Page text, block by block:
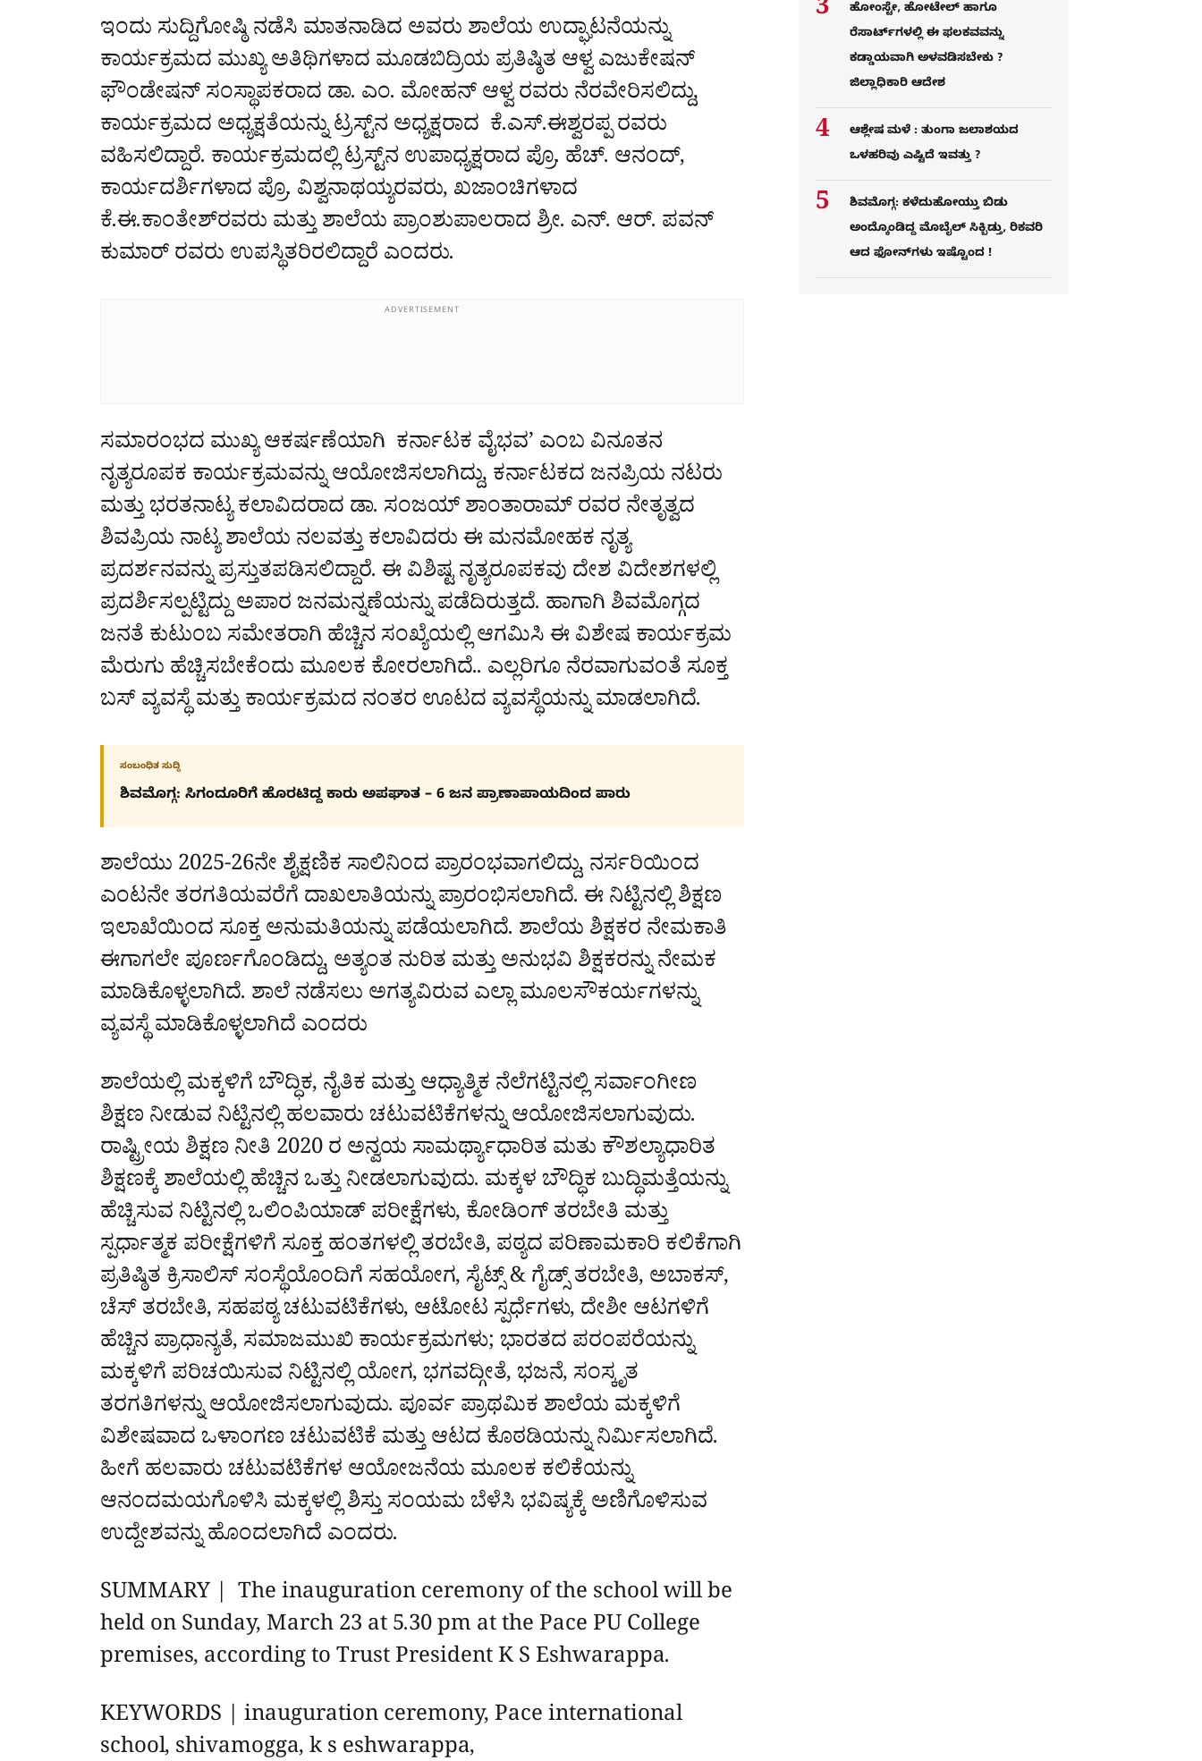
ಇಂದು ಸುದ್ದಿಗೋಷ್ಠಿ ನಡೆಸಿ ಮಾತನಾಡಿದ ಅವರು ಶಾಲೆಯ ಉದ್ಘಾಟನೆಯನ್ನು
ಕಾರ್ಯಕ್ರಮದ ಮುಖ್ಯ ಅತಿಥಿಗಳಾದ ಮೂಡಬಿದ್ರಿಯ ಪ್ರತಿಷ್ಠಿತ ಆಳ್ವ ಎಜುಕೇಷನ್
ಫೌಂಡೇಷನ್‌ ಸಂಸ್ಥಾಪಕರಾದ ಡಾ. ಎಂ. ಮೋಹನ್ ಆಳ್ವ ರವರು ನೆರವೇರಿಸಲಿದ್ದು,
ಕಾರ್ಯಕ್ರಮದ ಅಧ್ಯಕ್ಷತೆಯನ್ನು ಟ್ರಸ್ಟ್‌ನ ಅಧ್ಯಕ್ಷರಾದ ಕೆ.ಎಸ್.ಈಶ್ವರಪ್ಪ ರವರು
ವಹಿಸಲಿದ್ದಾರೆ. ಕಾರ್ಯಕ್ರಮದಲ್ಲಿ ಟ್ರಸ್ಟ್‌ನ ಉಪಾಧ್ಯಕ್ಷರಾದ ಪ್ರೊ. ಹೆಚ್. ಆನಂದ್,
ಕಾರ್ಯದರ್ಶಿಗಳಾದ ಪ್ರೊ. ವಿಶ್ವನಾಥಯ್ಯರವರು, ಖಜಾಂಚಿಗಳಾದ
ಕೆ.ಈ.ಕಾಂತೇಶ್‌ರವರು ಮತ್ತು ಶಾಲೆಯ ಪ್ರಾಂಶುಪಾಲರಾದ ಶ್ರೀ. ಎನ್. ಆರ್. ಪವನ್
ಕುಮಾರ್ ರವರು ಉಪಸ್ಥಿತರಿರಲಿದ್ದಾರೆ ಎಂದರು.
ADVERTISEMENT
ಸಮಾರಂಭದ ಮುಖ್ಯ ಆಕರ್ಷಣೆಯಾಗಿ ಕರ್ನಾಟಕ ವೈಭವ’ ಎಂಬ ವಿನೂತನ
ನೃತ್ಯರೂಪಕ ಕಾರ್ಯಕ್ರಮವನ್ನು ಆಯೋಜಿಸಲಾಗಿದ್ದು, ಕರ್ನಾಟಕದ ಜನಪ್ರಿಯ ನಟರು
ಮತ್ತು ಭರತನಾಟ್ಯ ಕಲಾವಿದರಾದ ಡಾ. ಸಂಜಯ್ ಶಾಂತಾರಾಮ್ ರವರ ನೇತೃತ್ವದ
ಶಿವಪ್ರಿಯ ನಾಟ್ಯ ಶಾಲೆಯ ನಲವತ್ತು ಕಲಾವಿದರು ಈ ಮನಮೋಹಕ ನೃತ್ಯ
ಪ್ರದರ್ಶನವನ್ನು ಪ್ರಸ್ತುತಪಡಿಸಲಿದ್ದಾರೆ. ಈ ವಿಶಿಷ್ಟ ನೃತ್ಯರೂಪಕವು ದೇಶ ವಿದೇಶಗಳಲ್ಲಿ
ಪ್ರದರ್ಶಿಸಲ್ಪಟ್ಟಿದ್ದು ಅಪಾರ ಜನಮನ್ನಣೆಯನ್ನು ಪಡೆದಿರುತ್ತದೆ. ಹಾಗಾಗಿ ಶಿವಮೊಗ್ಗದ
ಜನತೆ ಕುಟುಂಬ ಸಮೇತರಾಗಿ ಹೆಚ್ಚಿನ ಸಂಖ್ಯೆಯಲ್ಲಿ ಆಗಮಿಸಿ ಈ ವಿಶೇಷ ಕಾರ್ಯಕ್ರಮ
ಮೆರುಗು ಹೆಚ್ಚಿಸಬೇಕೆಂದು ಮೂಲಕ ಕೋರಲಾಗಿದೆ.. ಎಲ್ಲರಿಗೂ ನೆರವಾಗುವಂತೆ ಸೂಕ್ತ
ಬಸ್ ವ್ಯವಸ್ಥೆ ಮತ್ತು ಕಾರ್ಯಕ್ರಮದ ನಂತರ ಊಟದ ವ್ಯವಸ್ಥೆಯನ್ನು ಮಾಡಲಾಗಿದೆ.
ಸಂಬಂಧಿತ ಸುದ್ದಿ
ಶಿವಮೊಗ್ಗ: ಸಿಗಂದೂರಿಗೆ ಹೊರಟಿದ್ದ ಕಾರು ಅಪಘಾತ – 6 ಜನ ಪ್ರಾಣಾಪಾಯದಿಂದ ಪಾರು
ಶಾಲೆಯು 2025-26ನೇ ಶೈಕ್ಷಣಿಕ ಸಾಲಿನಿಂದ ಪ್ರಾರಂಭವಾಗಲಿದ್ದು, ನರ್ಸರಿಯಿಂದ
ಎಂಟನೇ ತರಗತಿಯವರೆಗೆ ದಾಖಲಾತಿಯನ್ನು ಪ್ರಾರಂಭಿಸಲಾಗಿದೆ. ಈ ನಿಟ್ಟಿನಲ್ಲಿ ಶಿಕ್ಷಣ
ಇಲಾಖೆಯಿಂದ ಸೂಕ್ತ ಅನುಮತಿಯನ್ನು ಪಡೆಯಲಾಗಿದೆ. ಶಾಲೆಯ ಶಿಕ್ಷಕರ ನೇಮಕಾತಿ
ಈಗಾಗಲೇ ಪೂರ್ಣಗೊಂಡಿದ್ದು, ಅತ್ಯಂತ ನುರಿತ ಮತ್ತು ಅನುಭವಿ ಶಿಕ್ಷಕರನ್ನು ನೇಮಕ
ಮಾಡಿಕೊಳ್ಳಲಾಗಿದೆ. ಶಾಲೆ ನಡೆಸಲು ಅಗತ್ಯವಿರುವ ಎಲ್ಲಾ ಮೂಲಸೌಕರ್ಯಗಳನ್ನು
ವ್ಯವಸ್ಥೆ ಮಾಡಿಕೊಳ್ಳಲಾಗಿದೆ ಎಂದರು
ಶಾಲೆಯಲ್ಲಿ ಮಕ್ಕಳಿಗೆ ಬೌದ್ಧಿಕ, ನೈತಿಕ ಮತ್ತು ಆಧ್ಯಾತ್ಮಿಕ ನೆಲೆಗಟ್ಟಿನಲ್ಲಿ ಸರ್ವಾಂಗೀಣ
ಶಿಕ್ಷಣ ನೀಡುವ ನಿಟ್ಟಿನಲ್ಲಿ ಹಲವಾರು ಚಟುವಟಿಕೆಗಳನ್ನು ಆಯೋಜಿಸಲಾಗುವುದು.
ರಾಷ್ಟ್ರೀಯ ಶಿಕ್ಷಣ ನೀತಿ 2020 ರ ಅನ್ವಯ ಸಾಮರ್ಥ್ಯಾಧಾರಿತ ಮತು ಕೌಶಲ್ಯಾಧಾರಿತ
ಶಿಕ್ಷಣಕ್ಕೆ ಶಾಲೆಯಲ್ಲಿ ಹೆಚ್ಚಿನ ಒತ್ತು ನೀಡಲಾಗುವುದು. ಮಕ್ಕಳ ಬೌದ್ಧಿಕ ಬುದ್ಧಿಮತ್ತೆಯನ್ನು
ಹೆಚ್ಚಿಸುವ ನಿಟ್ಟಿನಲ್ಲಿ ಒಲಿಂಪಿಯಾಡ್ ಪರೀಕ್ಷೆಗಳು, ಕೋಡಿಂಗ್ ತರಬೇತಿ ಮತ್ತು
ಸ್ಪರ್ಧಾತ್ಮಕ ಪರೀಕ್ಷೆಗಳಿಗೆ ಸೂಕ್ತ ಹಂತಗಳಲ್ಲಿ ತರಬೇತಿ, ಪಠ್ಯದ ಪರಿಣಾಮಕಾರಿ ಕಲಿಕೆಗಾಗಿ
ಪ್ರತಿಷ್ಠಿತ ಕ್ರಿಸಾಲಿಸ್ ಸಂಸ್ಥೆಯೊಂದಿಗೆ ಸಹಯೋಗ, ಸೈಟ್ಸ್ & ಗೈಡ್ಸ್ ತರಬೇತಿ, ಅಬಾಕಸ್,
ಚೆಸ್ ತರಬೇತಿ, ಸಹಪಠ್ಯ ಚಟುವಟಿಕೆಗಳು, ಆಟೋಟ ಸ್ಪರ್ಧೆಗಳು, ದೇಶೀ ಆಟಗಳಿಗೆ
ಹೆಚ್ಚಿನ ಪ್ರಾಧಾನ್ಯತೆ, ಸಮಾಜಮುಖಿ ಕಾರ್ಯಕ್ರಮಗಳು; ಭಾರತದ ಪರಂಪರೆಯನ್ನು
ಮಕ್ಕಳಿಗೆ ಪರಿಚಯಿಸುವ ನಿಟ್ಟಿನಲ್ಲಿ ಯೋಗ, ಭಗವದ್ಗೀತೆ, ಭಜನೆ, ಸಂಸ್ಕೃತ
ತರಗತಿಗಳನ್ನು ಆಯೋಜಿಸಲಾಗುವುದು. ಪೂರ್ವ ಪ್ರಾಥಮಿಕ ಶಾಲೆಯ ಮಕ್ಕಳಿಗೆ
ವಿಶೇಷವಾದ ಒಳಾಂಗಣ ಚಟುವಟಿಕೆ ಮತ್ತು ಆಟದ ಕೊಠಡಿಯನ್ನು ನಿರ್ಮಿಸಲಾಗಿದೆ.
ಹೀಗೆ ಹಲವಾರು ಚಟುವಟಿಕೆಗಳ ಆಯೋಜನೆಯ ಮೂಲಕ ಕಲಿಕೆಯನ್ನು
ಆನಂದಮಯಗೊಳಿಸಿ ಮಕ್ಕಳಲ್ಲಿ ಶಿಸ್ತು ಸಂಯಮ ಬೆಳೆಸಿ ಭವಿಷ್ಯಕ್ಕೆ ಅಣಿಗೊಳಿಸುವ
ಉದ್ದೇಶವನ್ನು ಹೊಂದಲಾಗಿದೆ ಎಂದರು.
SUMMARY | The inauguration ceremony of the school will be
held on Sunday, March 23 at 5.30 pm at the Pace PU College
premises, according to Trust President K S Eshwarappa.
KEYWORDS | inauguration ceremony, Pace international
school, shivamogga, k s eshwarappa,
ಹೋಂಸ್ಟೇ, ಹೋಟೇಲ್ ಹಾಗೂ
ರೆಸಾರ್ಟ್‌ಗಳಲ್ಲಿ ಈ ಫಲಕವವನ್ನು
ಕಡ್ಡಾಯವಾಗಿ ಅಳವಡಿಸಬೇಕು ?
ಜಿಲ್ಲಾಧಿಕಾರಿ ಆದೇಶ
ಆಶ್ಲೇಷ ಮಳೆ : ತುಂಗಾ ಜಲಾಶಯದ
ಒಳಹರಿವು ಎಷ್ಟಿದೆ ಇವತ್ತು ?
ಶಿವಮೊಗ್ಗ: ಕಳೆದುಹೋಯ್ತು ಬಿಡು
ಅಂದ್ಕೊಂಡಿದ್ದ ಮೊಬೈಲ್​ ಸಿಕ್ಬಿಡ್ತು, ರಿಕವರಿ
ಆದ ಫೋನ್​ಗಳು​ ಇಷ್ಟೊಂದ !